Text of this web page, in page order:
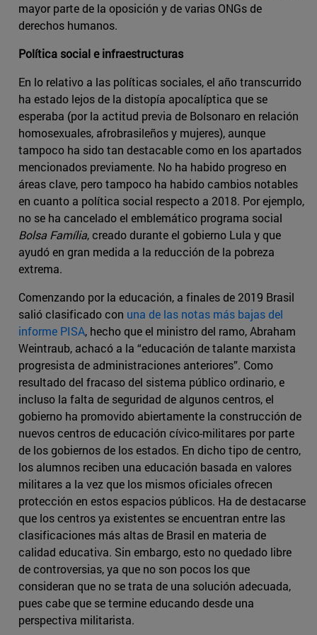
mayor parte de la oposición y de varias ONGs de
derechos humanos.
Política social e infraestructuras
En lo relativo a las políticas sociales, el año transcurrido
ha estado lejos de la distopía apocalíptica que se
esperaba (por la actitud previa de Bolsonaro en relación
homosexuales, afrobrasileños y mujeres), aunque
tampoco ha sido tan destacable como en los apartados
mencionados previamente. No ha habido progreso en
áreas clave, pero tampoco ha habido cambios notables
en cuanto a política social respecto a 2018. Por ejemplo,
no se ha cancelado el emblemático programa social
Bolsa Família, creado durante el gobierno Lula y que
ayudó en gran medida a la reducción de la pobreza
extrema.
Comenzando por la educación, a finales de 2019 Brasil
salió clasificado con una de las notas más bajas del
informe PISA, hecho que el ministro del ramo, Abraham
Weintraub, achacó a la “educación de talante marxista
progresista de administraciones anteriores”. Como
resultado del fracaso del sistema público ordinario, e
incluso la falta de seguridad de algunos centros, el
gobierno ha promovido abiertamente la construcción de
nuevos centros de educación cívico-militares por parte
de los gobiernos de los estados. En dicho tipo de centro,
los alumnos reciben una educación basada en valores
militares a la vez que los mismos oficiales ofrecen
protección en estos espacios públicos. Ha de destacarse
que los centros ya existentes se encuentran entre las
clasificaciones más altas de Brasil en materia de
calidad educativa. Sin embargo, esto no quedado libre
de controversias, ya que no son pocos los que
consideran que no se trata de una solución adecuada,
pues cabe que se termine educando desde una
perspectiva militarista.